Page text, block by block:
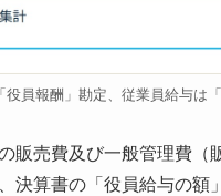
役員報酬」勘定、従業員給与は
販売費及び一般管理費
決算書の「役員給与の